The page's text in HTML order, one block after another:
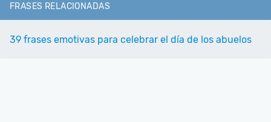
FRASES RELACIONADAS
39 frases emotivas para celebrar el día de los abuelos